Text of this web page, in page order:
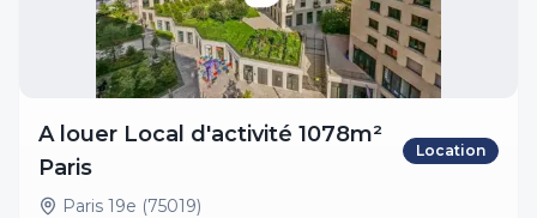
A louer Local d'activité 1078m²
Paris
Location
Paris 19e (75019)